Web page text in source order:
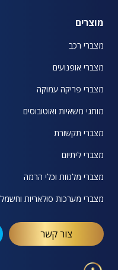
מוצרים
מצברי רכב
מצברי אופנועים
מצברי פריקה עמוקה
מותגי משאיות ואוטובוסים
מצברי תקשורת
מצברי ליתיום
מצברי מלגזות וכלי הרמה
מצברי מערכות סולאריות
צור קשר